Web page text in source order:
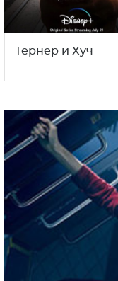
Тёрнер и Хуч